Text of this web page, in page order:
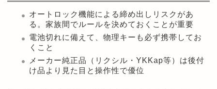
オートロック機能による締め出しリスクがあ
る。家族間でルールを決めておくことが重要
電池切れに備えて、物理キーも必ず携帯してお
くこと
メーカー純正品（リクシル・YKKap等）は後付
け品より見た目と操作性で優位